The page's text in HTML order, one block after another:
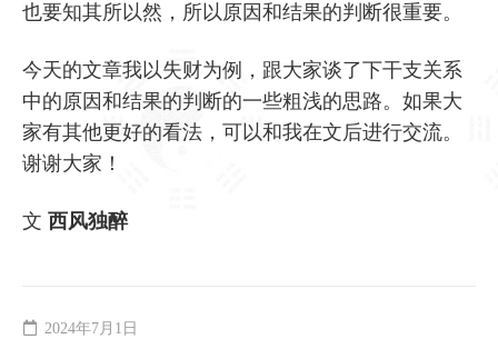
也要知其所以然，所以原因和结果的判断很重要。
今天的文章我以失财为例，跟大家谈了下干支关系
中的原因和结果的判断的一些粗浅的思路。如果大
家有其他更好的看法，可以和我在文后进行交流。
谢谢大家！
文 西风独醉
2024年7月1日